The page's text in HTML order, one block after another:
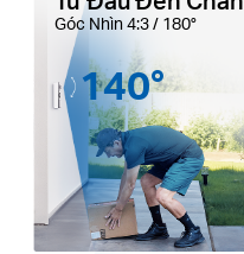
Góc Nhìn 4:3 / 180°
140°